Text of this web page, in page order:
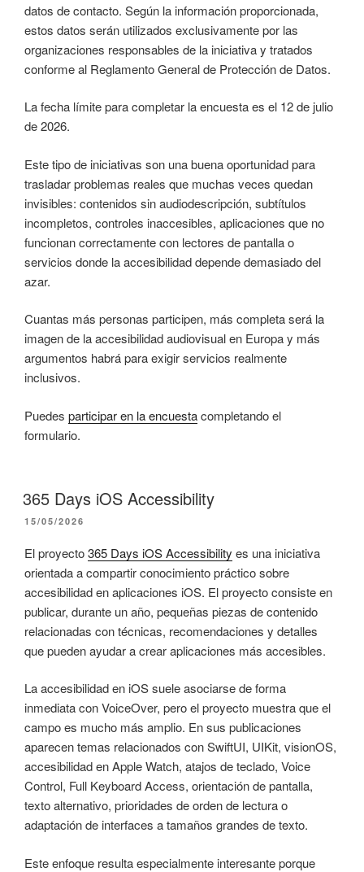
datos de contacto. Según la información proporcionada,
estos datos serán utilizados exclusivamente por las
organizaciones responsables de la iniciativa y tratados
conforme al Reglamento General de Protección de Datos.
La fecha límite para completar la encuesta es el 12 de julio
de 2026.
Este tipo de iniciativas son una buena oportunidad para
trasladar problemas reales que muchas veces quedan
invisibles: contenidos sin audiodescripción, subtítulos
incompletos, controles inaccesibles, aplicaciones que no
funcionan correctamente con lectores de pantalla o
servicios donde la accesibilidad depende demasiado del
azar.
Cuantas más personas participen, más completa será la
imagen de la accesibilidad audiovisual en Europa y más
argumentos habrá para exigir servicios realmente
inclusivos.
Puedes participar en la encuestacompletando el
formulario.
365 Days iOS Accessibility
PUBLICADO
15/05/2026
El proyecto365 Days iOS Accessibility es una iniciativa
orientada a compartir conocimiento práctico sobre
accesibilidad en aplicaciones iOS. El proyecto consiste en
publicar, durante un año, pequeñas piezas de contenido
relacionadas con técnicas, recomendaciones y detalles
que pueden ayudar a crear aplicaciones más accesibles.
La accesibilidad en iOS suele asociarse de forma
inmediata con VoiceOver, pero el proyecto muestra que el
campo es mucho más amplio. En sus publicaciones
aparecen temas relacionados con SwiftUI, UIKit, visionOS,
accesibilidad en Apple Watch, atajos de teclado, Voice
Control, Full Keyboard Access, orientación de pantalla,
texto alternativo, prioridades de orden de lectura o
adaptación de interfaces a tamaños grandes de texto.
Este enfoque resulta especialmente interesante porque